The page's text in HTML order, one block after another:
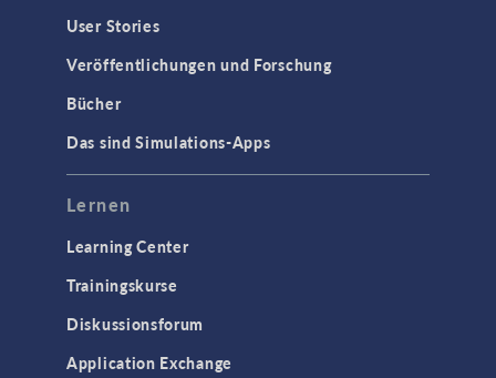
User Stories
Veröffentlichungen und Forschung
Bücher
Das sind Simulations-Apps
Lernen
Learning Center
Trainingskurse
Diskussionsforum
Application Exchange